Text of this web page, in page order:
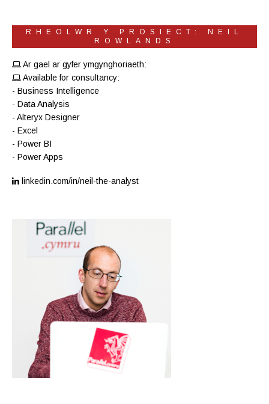
RHEOLWR Y PROSIECT: NEIL
ROWLANDS
Ar gael ar gyfer ymgynghoriaeth:
Available for consultancy:
- Business Intelligence
- Data Analysis
- Alteryx Designer
- Excel
- Power BI
- Power Apps
linkedin.com/in/neil-the-analyst